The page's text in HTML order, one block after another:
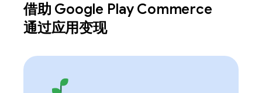
借助 Google Play Commerce
通过应用变现